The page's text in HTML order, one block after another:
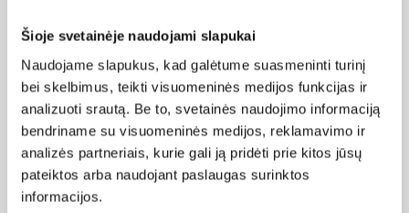
Šioje svetainėje naudojami slapukai
Naudojame slapukus, kad galėtume suasmeninti turinį
bei skelbimus, teikti visuomeninės medijos funkcijas ir
analizuoti srautą. Be to, svetainės naudojimo informaciją
bendriname su visuomeninės medijos, reklamavimo ir
analizės partneriais, kurie gali ją pridėti prie kitos jūsų
pateiktos arba naudojant paslaugas surinktos
informacijos.
Pagal abėcėlę:
Rezultatų nerasta...